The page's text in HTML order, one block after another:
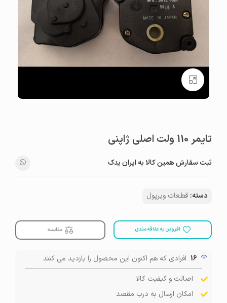
بزرگنمایی تصویر
تایمر 110 ولت اصلی ژاپنی
ثبت سفارش همین کالا به ایران یدک
دسته: قطعات ویرپول
افزودن به علاقه مندی مقایسه
16 افرادی که هم اکنون این محصول را بازدید می کنند
اصالت و کیفیت کالا
امکان ارسال به درب مقصد